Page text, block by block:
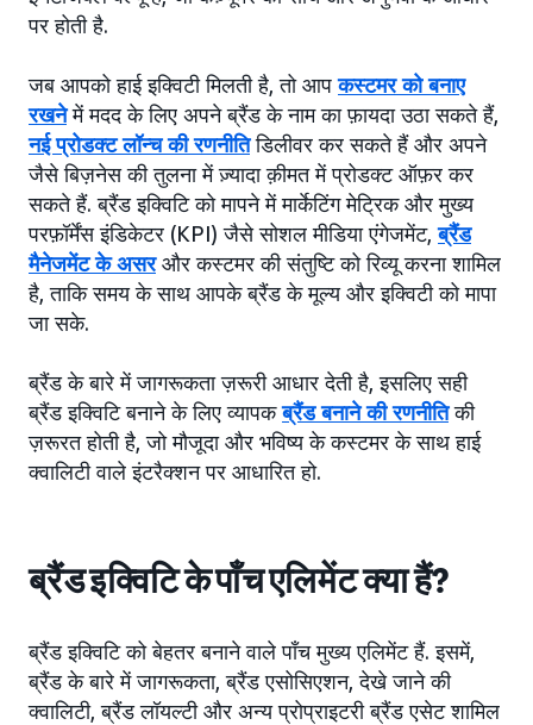
पर होती है.
जब आपको हाई इक्विटी मिलती है, तो आपकस्टमर को बनाए
रखनेमें मदद के लिए अपने ब्रैंड के नाम का फ़ायदा उठा सकते हैं,
नई प्रोडक्ट लॉन्च की रणनीतिडिलीवर कर सकते हैं और अपने
जैसे बिज़नेस की तुलना में ज़्यादा क़ीमत में प्रोडक्ट ऑफ़र कर
सकते हैं. ब्रैंड इक्विटि को मापने में मार्केटिंग मेट्रिक और मुख्य
परफ़ॉर्मेंस इंडिकेटर (KPI) जैसे सोशल मीडिया एंगेजमेंट,ब्रैंड
मैनेजमेंट के असरऔर कस्टमर की संतुष्टि को रिव्यू करना शामिल
है, ताकि समय के साथ आपके ब्रैंड के मूल्य और इक्विटी को मापा
जा सके.
ब्रैंड के बारे में जागरूकता ज़रूरी आधार देती है, इसलिए सही
ब्रैंड इक्विटि बनाने के लिए व्यापकब्रैंड बनाने की रणनीतिकी
ज़रूरत होती है, जो मौजूदा और भविष्य के कस्टमर के साथ हाई
क्वालिटी वाले इंटरैक्शन पर आधारित हो.
ब्रैंड इक्विटि के पाँच एलिमेंट क्या हैं?
ब्रैंड इक्विटि को बेहतर बनाने वाले पाँच मुख्य एलिमेंट हैं. इसमें,
ब्रैंड के बारे में जागरूकता, ब्रैंड एसोसिएशन, देखे जाने की
क्वालिटी, ब्रैंड लॉयल्टी और अन्य प्रोप्राइटरी ब्रैंड एसेट शामिल